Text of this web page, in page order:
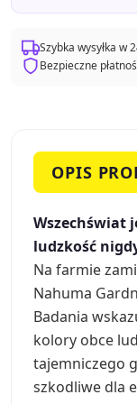
Szybka wysyłka w
Bezpieczne
OPIS
Wszechświat
ludzkość
Na farmie
Nahuma
Badania
kolory obce
tajemniczego
szkodliwe dla